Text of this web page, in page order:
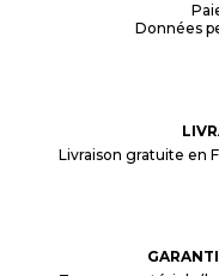
Données